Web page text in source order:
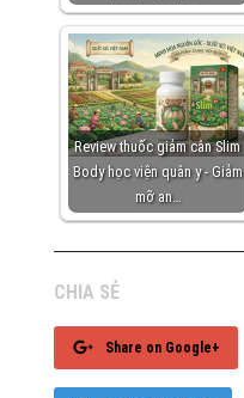
Review thuốc giảm cân Slim
Body học viện quân y - Giảm
mỡ an…
CHIA SẺ
Share on Google+